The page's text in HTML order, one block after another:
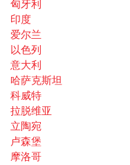
匈牙利
印度
爱尔兰
以色列
意大利
哈萨克斯坦
科威特
拉脱维亚
立陶宛
卢森堡
摩洛哥